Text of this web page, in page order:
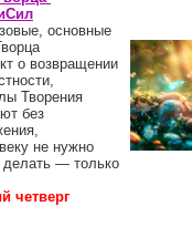
основные
о возвращении
Творения
без
не нужно
делать — только
четверг